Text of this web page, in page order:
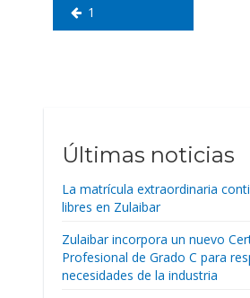
1
Últimas noticias
La matrícula extraordinaria
libres en Zulaibar
Zulaibar incorpora un nuevo
Profesional de Grado C para
necesidades de la industria